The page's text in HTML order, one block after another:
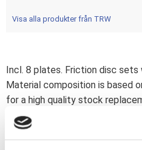
Visa alla produkter från TRW
Incl. 8 plates. Friction disc
Material composition is based
for a high quality stock
Note: Carefully run-in new
Note: Soak in oil before use.